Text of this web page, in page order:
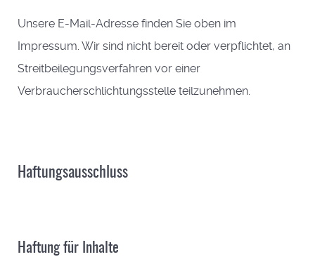
Unsere E-Mail-Adresse finden Sie oben im
Impressum. Wir sind nicht bereit oder verpflichtet, an
Streitbeilegungsverfahren vor einer
Verbraucherschlichtungsstelle teilzunehmen.
Haftungsausschluss
Haftung für Inhalte